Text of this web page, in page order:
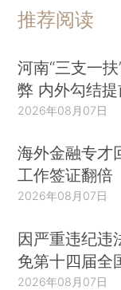
以色列发动猛烈
报告称全球13
晨读荐闻（国
微信支付打通
光通信企业排
SpaceX股价三
SHEIN法国巴
推荐阅读
河南“三支一
弊 内外勾结
2026年08月07日
海外金融专才
工作签证翻倍
2026年08月07日
因严重违纪违
免第十四届全
2026年08月07日